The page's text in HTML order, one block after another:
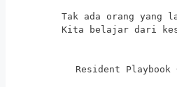
Tak ada orang yang
Kita belajar dari
Resident Playbook